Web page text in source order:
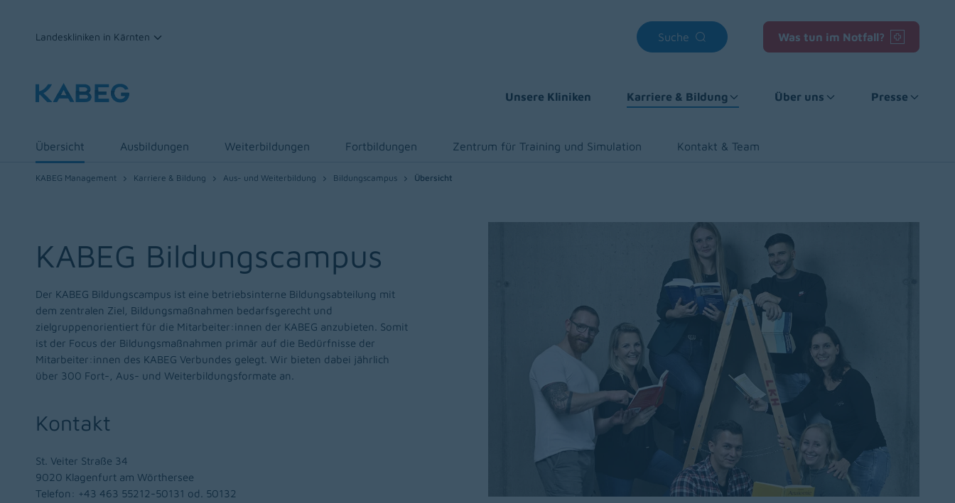
Zum Inhalt
Landeskliniken in Kärnten Suche Was tun im Notfall?
Unsere Kliniken Karriere & Bildung Über uns Presse
Übersicht Ausbildungen Weiterbildungen Fortbildungen Zentrum für Training und Simulation Kontakt & Team
KABEG Management Karriere & Bildung Aus- und Weiterbildung Bildungscampus Übersicht
KABEG Bildungscampus
Der KABEG Bildungscampus ist eine betriebsinterne Bildungsabteilung mit
dem zentralen Ziel, Bildungsmaßnahmen bedarfsgerecht und
zielgruppenorientiert für die Mitarbeiter:innen der KABEG anzubieten. Somit
ist der Focus der Bildungsmaßnahmen primär auf die Bedürfnisse der
Mitarbeiter:innen des KABEG Verbundes gelegt. Wir bieten dabei jährlich
über 300 Fort-, Aus- und Weiterbildungsformate an.
Kontakt
St. Veiter Straße 34
9020 Klagenfurt am Wörthersee
Telefon: +43 463 55212-50131 od. 50132